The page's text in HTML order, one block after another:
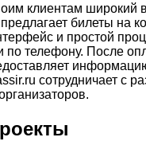
клиентам
билеты на
и простой
по телефону. После
сотрудничает с